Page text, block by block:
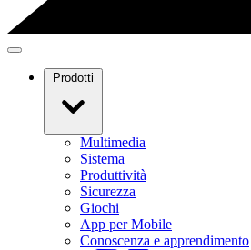
Prodotti
Multimedia
Sistema
Produttività
Sicurezza
Giochi
App per Mobile
Conoscenza e apprendimento